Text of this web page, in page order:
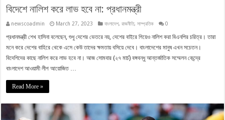
বিদেশে নালিশ করে লাভ হবে না: প্রধানমন্ত্রী
newscoadmin March 27, 2023 বাংলাদেশ,রাজনীতি,সাম্প্রতিক 0
প্রধানমন্ত্রী শেখ হাসিনা বলেছেন, শুধু দেশের ভেতরে নয়, দেশের বাইরে গিয়েও নালিশ করা বিএনপির চরিত্র। তারা
মনে করে দেশের বাহিরে থেকে এসে কেউ তাদের ক্ষমতায় বসিয়ে দেবে। বাংলাদেশের মানুষ এখন সচেতন।
বিদেশিদের কাছে নালিশ করে লাভ হবে না। আজ সোমবার (২৭ মার্চ) বঙ্গবন্ধু আন্তর্জাতিক সম্মেলন কেন্দ্রে
বাংলাদেশ আওয়ামী লীগ আয়োজিত …
Read More »